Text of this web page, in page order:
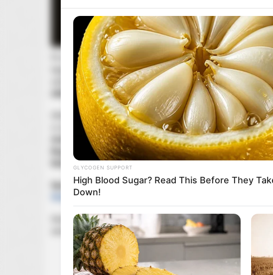
Po sieci krąży nowy zwiastunserialowej adaptacji „Wywiadu
tego roku.Najnowsza zapowiedźekranizacjipowieści Anne
zakończonej wczoraj imprezySan Diego Comic Con. Rzućcie
(„Breaking Bad”, „The Walking Dead”).
Główne role w nowym „Wywiadzie z wampirem” grająSam
w oryginalnym filmie wcielił się w niegoTom Cruise), znany
Anderson(w roliLouisa de Pointe du Lac),Bailey Bass
Za kamerą części odcinków stoiAlan Taylor
Rolin Jones(„Perry Mason”).
Sprawdź też:Jedyne miejsce na świecie, gdzie dilerzy mają
Walter i Jesse z „Breaking Bad”
Serialowy „Wywiad z wampirem ” zadebiutuje dokładnie 2
serialu złoży sięosiem odcinków.
GLYCOGEN SUPPORT
High Blood Sugar? Read This Before They
Down!